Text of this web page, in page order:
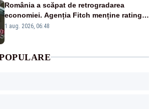
România a scăpat de retrogradarea
economiei. Agenția Fitch menține ratingul
„BBB-” cu perspectivă negativă
1 aug. 2026, 06:48